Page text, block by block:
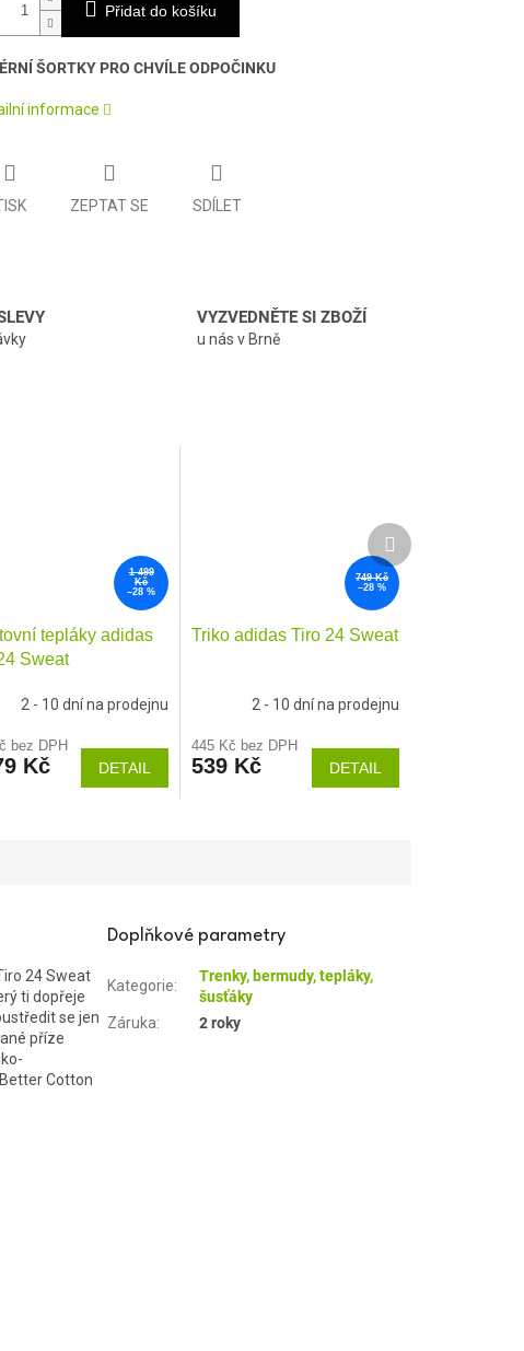
Přidat do košíku
ŠORTKY PRO CHVÍLE ODPOČINKU
informace
ZEPTAT SE SDÍLET
VYZVEDNĚTE SI ZBOŽÍ
u nás v Brně
1 499
Kč
–28 %
tepláky adidas
Sweat
2 - 10 dní na prodejnu
bez DPH
Kč DETAIL
749 Kč
–28 %
Triko adidas Tiro 24 Sweat
2 - 10 dní na prodejnu
445 Kč bez DPH
539 Kč DETAIL
Další
produkt
24 Sweat
ti dopřeje
se jen
příze
Cotton
Doplňkové parametry
Kategorie:
Trenky, bermudy, tepláky,
šusťáky
Záruka: 2 roky